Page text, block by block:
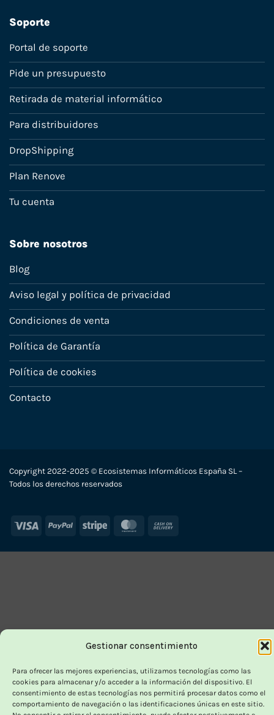
Gestionar consentimiento
Para ofrecer las mejores experiencias, utilizamos tecnologías como las
cookies para almacenar y/o acceder a la información del dispositivo. El
consentimiento de estas tecnologías nos permitirá procesar datos como el
comportamiento de navegación o las identificaciones únicas en este sitio.
Soporte
Portal de soporte
Pide un presupuesto
Retirada de material informático
Para distribuidores
DropShipping
Plan Renove
Tu cuenta
Sobre nosotros
Blog
Aviso legal y política de privacidad
Condiciones de venta
Política de Garantía
Política de cookies
Contacto
Copyright 2022-2025 © Ecosistemas Informáticos España SL –
Todos los derechos reservados
Visa PayPal Stripe MasterCard